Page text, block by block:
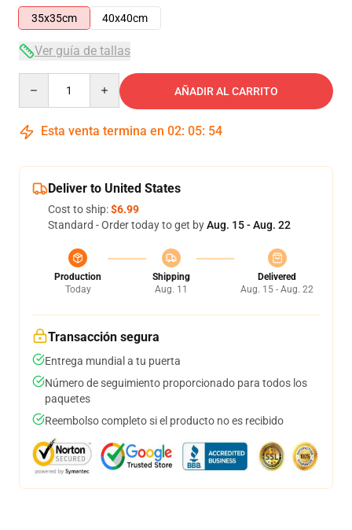
35x35cm
40x40cm
Ver guía de tallas
AÑADIR AL CARRITO
Esta venta termina en 02: 05: 53
Deliver to United States
Cost to ship:$6.99
Standard - Order today to get byAug. 15 - Aug. 22
Production
Today
Shipping
Aug. 11
Delivered
Aug. 15 - Aug. 22
Transacción segura
Entrega mundial a tu puerta
Número de seguimiento proporcionado para todos los
paquetes
Reembolso completo si el producto no es recibido